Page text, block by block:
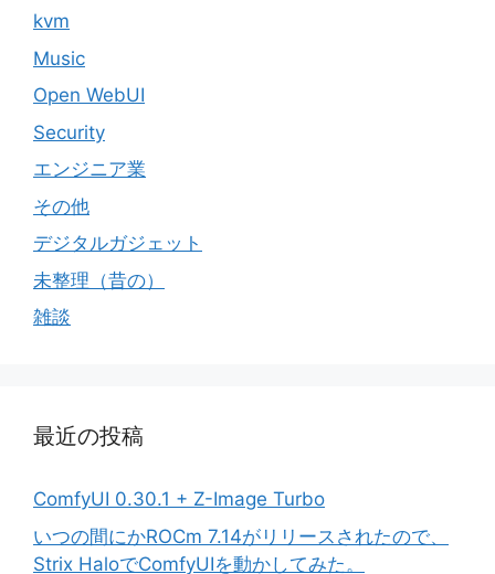
kvm
Music
Open WebUI
Security
エンジニア業
その他
デジタルガジェット
未整理（昔の）
雑談
最近の投稿
ComfyUI 0.30.1 + Z-Image Turbo
いつの間にかROCm 7.14がリリースされたので、
Strix HaloでComfyUIを動かしてみた。